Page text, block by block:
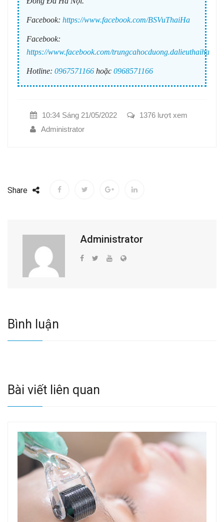
Facebook: https://www.facebook.com/BSVuThaiHa
Facebook:
https://www.facebook.com/trungcahocduong.dalieuthaiha
Hotline: 0967571166 hoặc 0968571166
10:34 Sáng 21/05/2022
1376 lượt xem
Administrator
Share
Administrator
Bình luận
Bài viết liên quan